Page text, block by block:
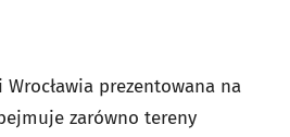
prezentowana na
zarówno tereny